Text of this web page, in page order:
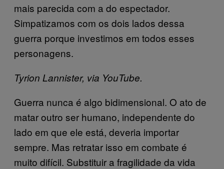
mais parecida com a do espectador.
Simpatizamos com os dois lados dessa
guerra porque investimos em todos esses
personagens.
Tyrion Lannister, via YouTube.
Guerra nunca é algo bidimensional. O ato de
matar outro ser humano, independente do
lado em que ele está, deveria importar
sempre. Mas retratar isso em combate é
muito difícil. Substituir a fragilidade da vida